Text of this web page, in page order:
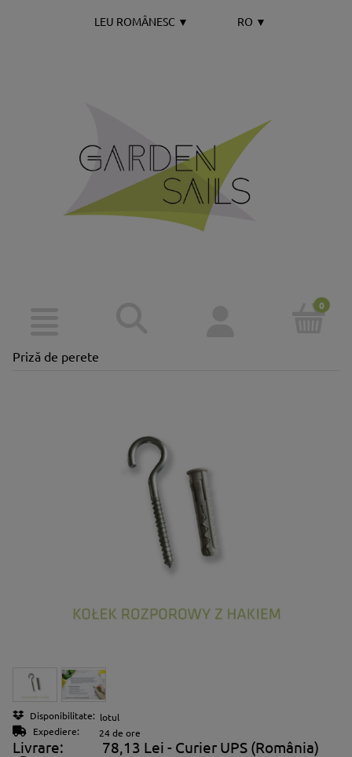
LEU ROMÂNESC ▼ RO ▼
Priză de perete
Disponibilitate: lotul
Expediere:
24 de ore
Livrare: 78,13 Lei - Curier UPS (România)